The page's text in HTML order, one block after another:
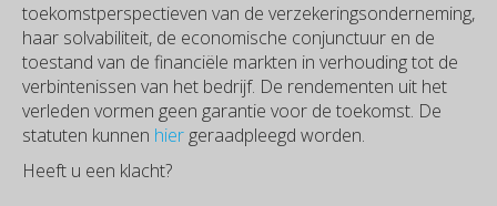
toekomstperspectieven van de verzekeringsonderneming,
haar solvabiliteit, de economische conjunctuur en de
toestand van de financiële markten in verhouding tot de
verbintenissen van het bedrijf. De rendementen uit het
verleden vormen geen garantie voor de toekomst. De
statuten kunnen hier geraadpleegd worden.
Heeft u een klacht?